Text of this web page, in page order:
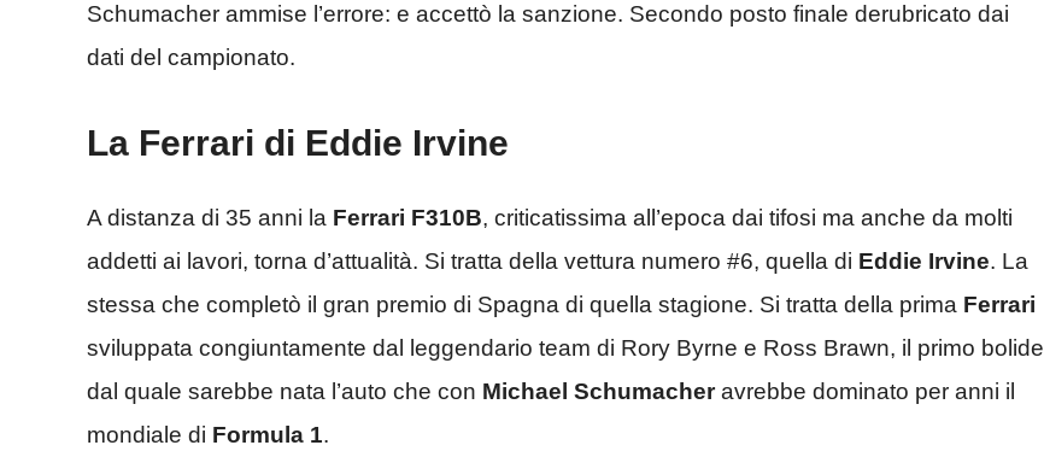
Schumacher ammise l’errore: e accettò la sanzione. Secondo posto finale derubricato dai
dati del campionato.
La Ferrari di Eddie Irvine
A distanza di 35 anni la Ferrari F310B, criticatissima all’epoca dai tifosi ma anche da molti
addetti ai lavori, torna d’attualità. Si tratta della vettura numero #6, quella di Eddie Irvine. La
stessa che completò il gran premio di Spagna di quella stagione. Si tratta della prima Ferrari
sviluppata congiuntamente dal leggendario team di Rory Byrne e Ross Brawn, il primo bolide
dal quale sarebbe nata l’auto che con Michael Schumacheravrebbe dominato per anni il
mondiale di Formula 1.